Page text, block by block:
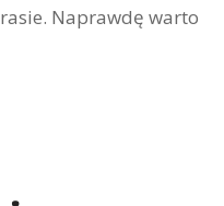
Naprawdę warto